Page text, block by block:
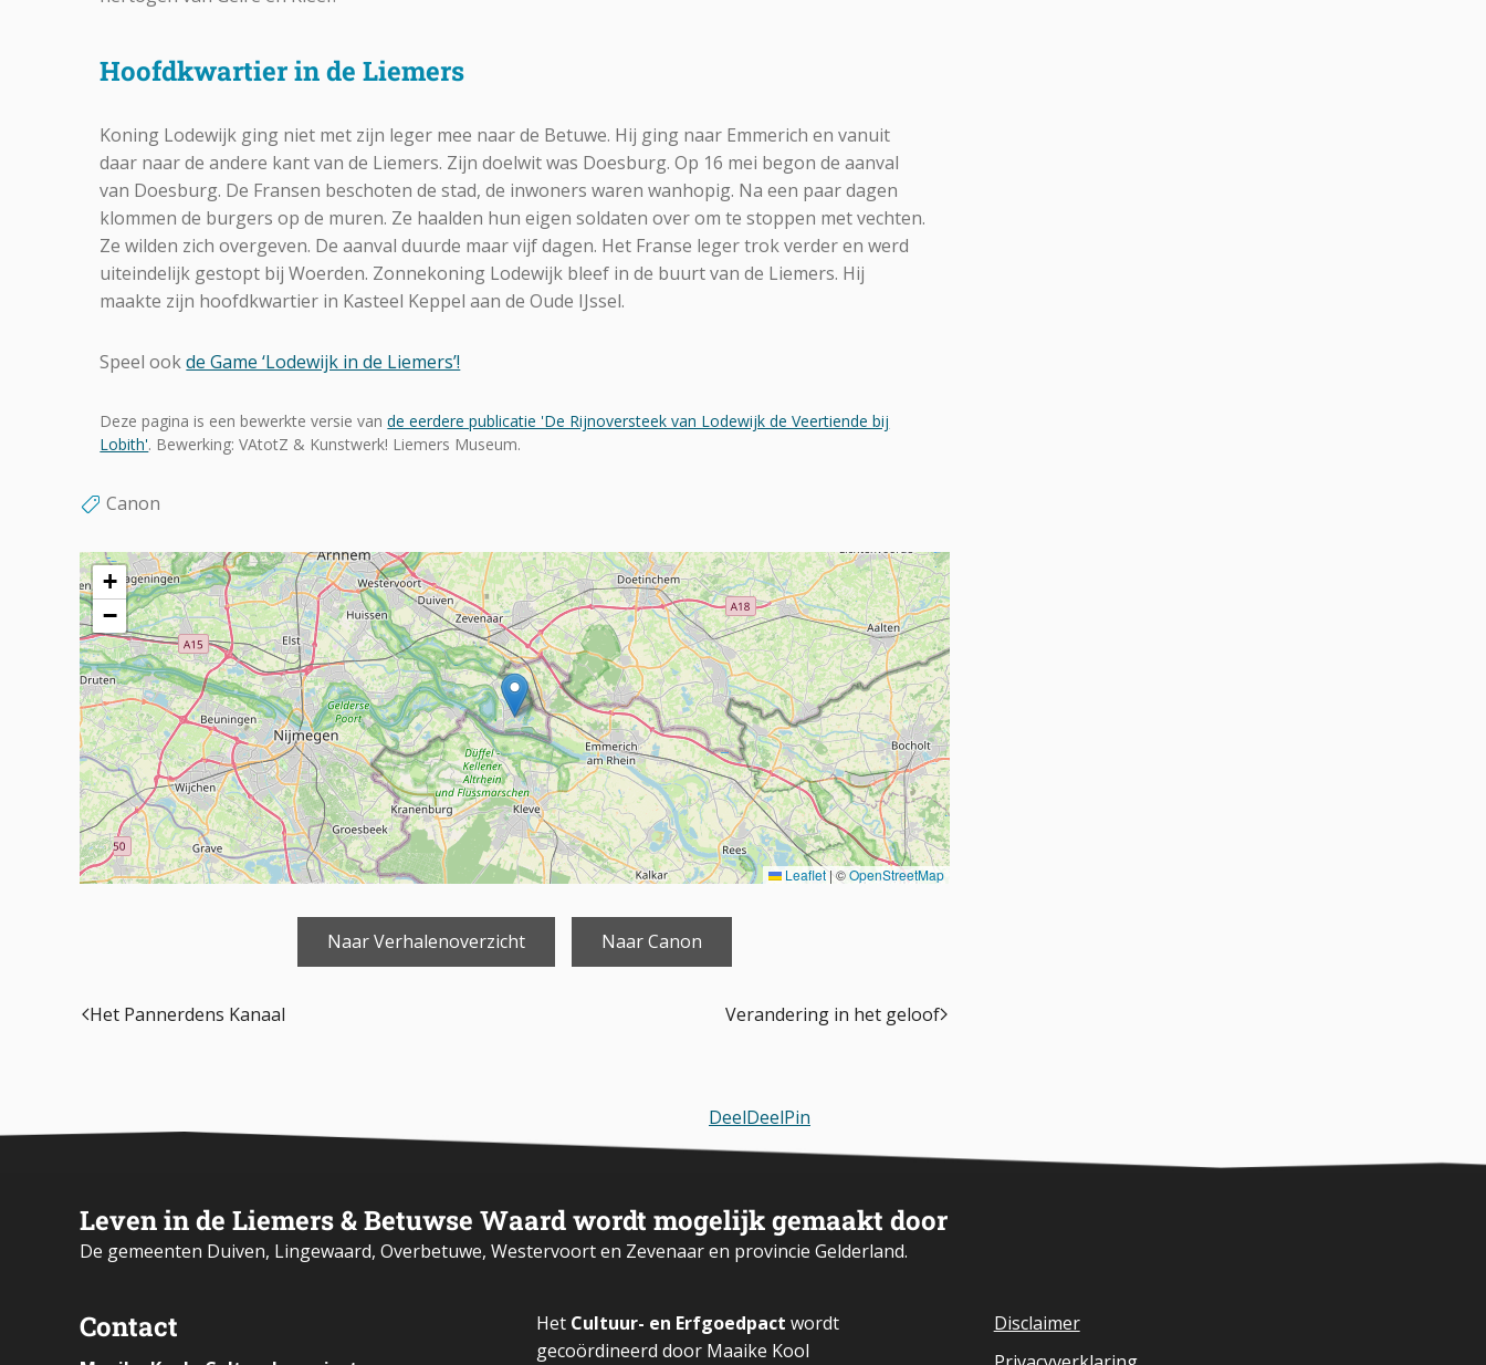
Hoofdkwartier in de Liemers
Koning Lodewijk ging niet met zijn leger mee naar de Betuwe. Hij ging naar Emmerich en vanuit
daar naar de andere kant van de Liemers. Zijn doelwit was Doesburg. Op 16 mei begon de aanval
van Doesburg. De Fransen beschoten de stad, de inwoners waren wanhopig. Na een paar dagen
klommen de burgers op de muren. Ze haalden hun eigen soldaten over om te stoppen met vechten.
Ze wilden zich overgeven. De aanval duurde maar vijf dagen. Het Franse leger trok verder en werd
uiteindelijk gestopt bij Woerden. Zonnekoning Lodewijk bleef in de buurt van de Liemers. Hij
maakte zijn hoofdkwartier in Kasteel Keppel aan de Oude IJssel.
Speel ookde Game ‘Lodewijk in de Liemers’!
Deze pagina is een bewerkte versie vande eerdere publicatie 'De Rijnoversteek van Lodewijk de Veertiende bij
Lobith'. Bewerking: VAtotZ & Kunstwerk! Liemers Museum.
Canon
+
−
Leaflet | ©OpenStreetMap
Naar Verhalenoverzicht Naar Canon
Het Pannerdens Kanaal Verandering in het geloof
DeelDeelPin
Leven in de Liemers & Betuwse Waard wordt mogelijk gemaakt door
De gemeenten Duiven, Lingewaard, Overbetuwe, Westervoort en Zevenaar en provincie Gelderland.
Contact Het Cultuur- en Erfgoedpact wordt
gecoördineerd door Maaike Kool
Disclaimer